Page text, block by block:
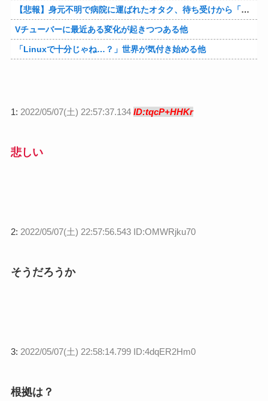
【悲報】身元不明で病院に運ばれたオタク、待ち受けから「ラブライブ」と呼ばれるｗｗｗｗ他
Vチューバーに最近ある変化が起きつつある他
「Linuxで十分じゃね…？」世界が気付き始める他
1: 2022/05/07(土) 22:57:37.134 ID:tqcP+HHKr
悲しい
2: 2022/05/07(土) 22:57:56.543 ID:OMWRjku70
そうだろうか
3: 2022/05/07(土) 22:58:14.799 ID:4dqER2Hm0
根拠は？